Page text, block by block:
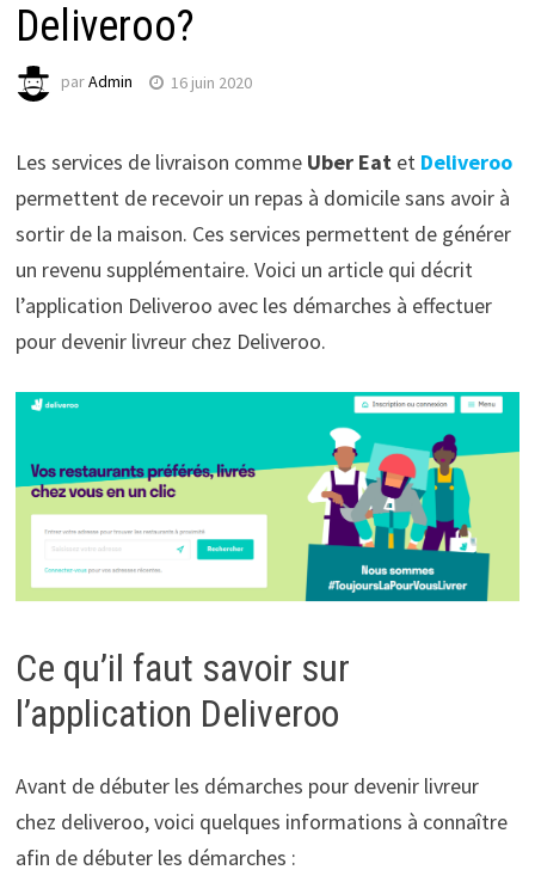
Deliveroo?
parAdmin 16 juin 2020
Les services de livraison comme Uber Eatet Deliveroo
permettent de recevoir un repas à domicile sans avoir à
sortir de la maison. Ces services permettent de générer
un revenu supplémentaire. Voici un article qui décrit
l’application Deliveroo avec les démarches à effectuer
pour devenir livreur chez Deliveroo.
Ce qu’il faut savoir sur
l’application Deliveroo
Avant de débuter les démarches pour devenir livreur
chez deliveroo, voici quelques informations à connaître
afin de débuter les démarches :